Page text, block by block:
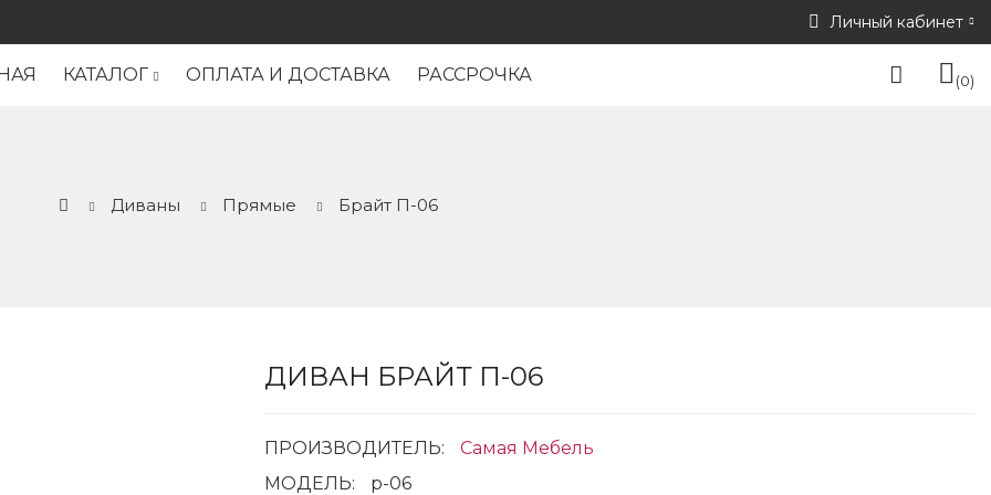
Личный кабинет
КАТАЛОГ ОПЛАТА И ДОСТАВКА РАССРОЧКА 0
Диваны Прямые Брайт П-06
ДИВАН БРАЙТ П-06
ПРОИЗВОДИТЕЛЬ:
Самая Мебель
МОДЕЛЬ:
p-06